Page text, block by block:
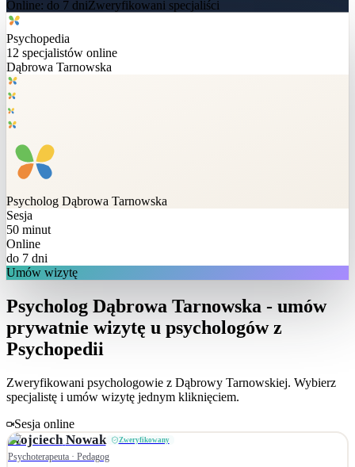
Online: do 7 dniZweryfikowani specjaliści
Psychopedia
12 specjalistów online
Dąbrowa Tarnowska
Psycholog Dąbrowa Tarnowska
Sesja
50 minut
Online
do 7 dni
Umów wizytę
Psycholog Dąbrowa Tarnowska - umów
prywatnie wizytę u psychologów z
Psychopedii
Zweryfikowani psychologowie z Dąbrowy Tarnowskiej. Wybierz
specjalistę i umów wizytę jednym kliknięciem.
Sesja online
Wojciech Nowak Zweryfikowany
Psychoterapeuta · Pedagog